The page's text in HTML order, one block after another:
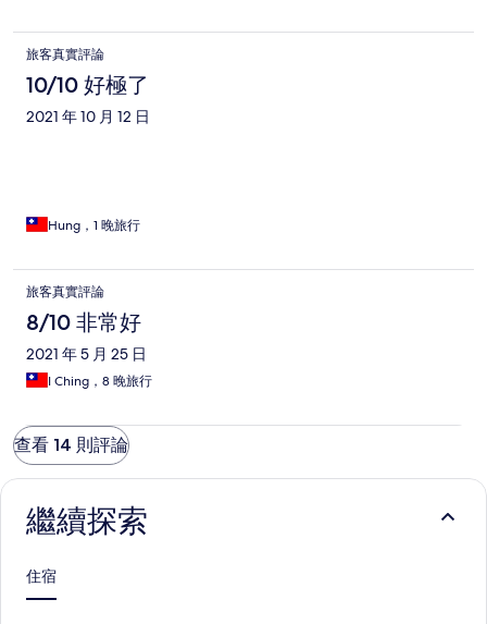
旅客真實評論
10/10 好極了
2021 年 10 月 12 日
Hung，1 晚旅行
旅客真實評論
8/10 非常好
2021 年 5 月 25 日
I Ching，8 晚旅行
查看 14 則評論
繼續探索
住宿